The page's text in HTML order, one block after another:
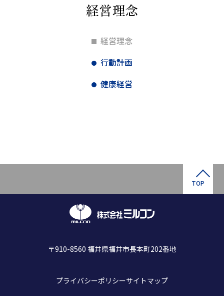
経営理念
経営理念
行動計画
健康経営
TOP
〒910-8560 福井県福井市長本町202番地
プライバシーポリシーサイトマップ